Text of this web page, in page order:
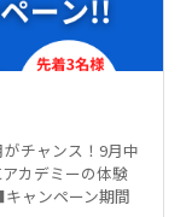
チャンス！9月中
カデミーの体験
ャンペーン期間